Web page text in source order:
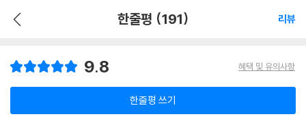
한줄평 (191) 리뷰
9.8 혜택 및 유의사항
한줄평 쓰기